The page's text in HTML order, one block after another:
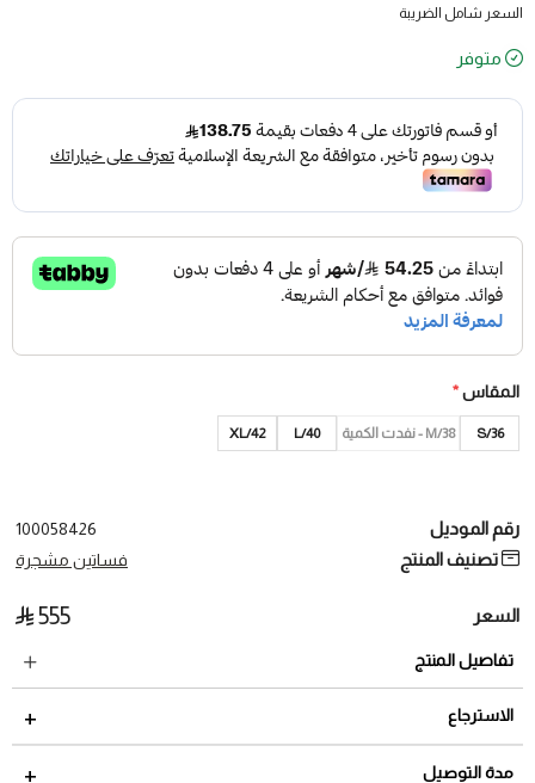
السعر شامل الضريبة
متوفر
المقاس*
S/36 M/38 - نفدت الكمية L/40
XL/42
رقم الموديل 100058426
تصنيف المنتج فساتين مشجرة
السعر 555
تفاصيل المنتج
الاسترجاع
مدة الاسترجاع 2 أيام من تاريخ استلام الطلب
مدة التوصيل